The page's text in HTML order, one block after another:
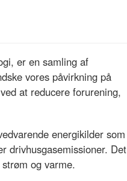
er en samling af
vores påvirkning på
at reducere forurening,
energikilder som
drivhusgasemissioner. Det
og varme.